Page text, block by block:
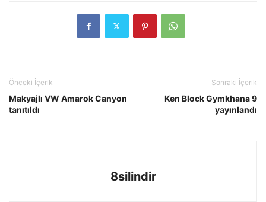
Önceki İçerik
Makyajlı VW Amarok Canyon
tanıtıldı
Sonraki İçerik
Ken Block Gymkhana 9
yayınlandı
8silindir